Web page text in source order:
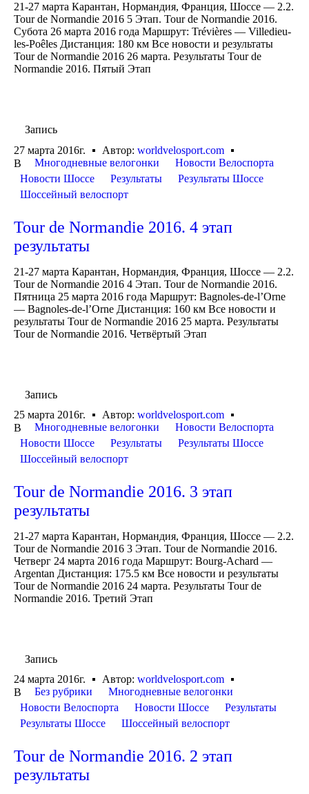
21-27 марта Карантан, Нормандия, Франция, Шоссе — 2.2.
Tour de Normandie 2016 5 Этап. Tour de Normandie 2016.
Субота 26 марта 2016 года Маршрут: Trévières — Villedieu-
les-Poêles Дистанция: 180 км Все новости и результаты
Tour de Normandie 2016 26 марта. Результаты Tour de
Normandie 2016. Пятый Этап
Запись
27 марта 2016г.
Автор: worldvelosport.com
В
Многодневные велогонки
Новости Велоспорта
Новости Шоссе
Результаты
Результаты Шоссе
Шоссейный велоспорт
Tour de Normandie 2016. 4 этап
результаты
21-27 марта Карантан, Нормандия, Франция, Шоссе — 2.2.
Tour de Normandie 2016 4 Этап. Tour de Normandie 2016.
Пятница 25 марта 2016 года Маршрут: Bagnoles-de-l’Orne
— Bagnoles-de-l’Orne Дистанция: 160 км Все новости и
результаты Tour de Normandie 2016 25 марта. Результаты
Tour de Normandie 2016. Четвёртый Этап
Запись
25 марта 2016г.
Автор: worldvelosport.com
В
Многодневные велогонки
Новости Велоспорта
Новости Шоссе
Результаты
Результаты Шоссе
Шоссейный велоспорт
Tour de Normandie 2016. 3 этап
результаты
21-27 марта Карантан, Нормандия, Франция, Шоссе — 2.2.
Tour de Normandie 2016 3 Этап. Tour de Normandie 2016.
Четверг 24 марта 2016 года Маршрут: Bourg-Achard —
Argentan Дистанция: 175.5 км Все новости и результаты
Tour de Normandie 2016 24 марта. Результаты Tour de
Normandie 2016. Третий Этап
Запись
24 марта 2016г.
Автор: worldvelosport.com
В
Без рубрики
Многодневные велогонки
Новости Велоспорта
Новости Шоссе
Результаты
Результаты Шоссе
Шоссейный велоспорт
Tour de Normandie 2016. 2 этап
результаты